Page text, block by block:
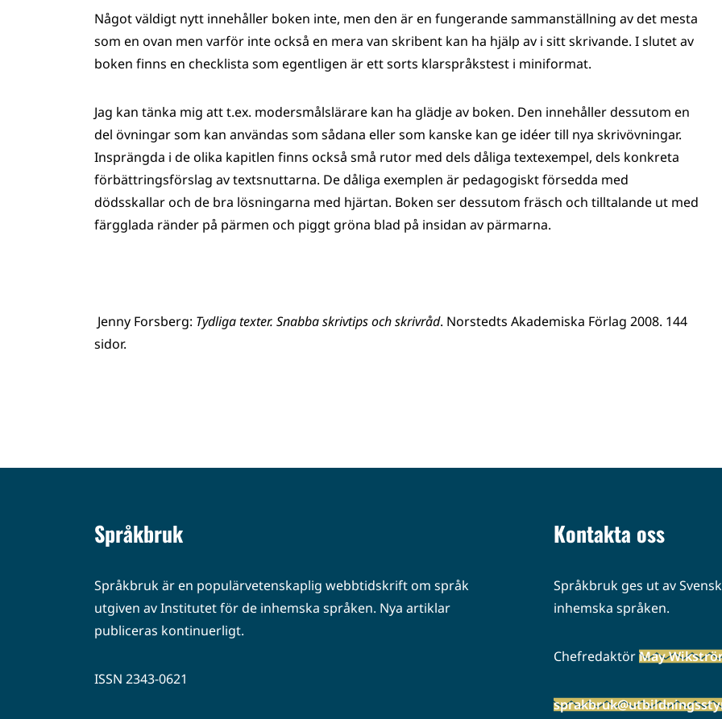
Något väldigt nytt innehåller boken inte, men den är en fungerande sammanställning av det mesta
som en ovan men varför inte också en mera van skribent kan ha hjälp av i sitt skrivande. I slutet av
boken finns en checklista som egentligen är ett sorts klarspråkstest i miniformat.
Jag kan tänka mig att t.ex. modersmålslärare kan ha glädje av boken. Den innehåller dessutom en
del övningar som kan användas som sådana eller som kanske kan ge idéer till nya skrivövningar.
Insprängda i de olika kapitlen finns också små rutor med dels dåliga textexempel, dels konkreta
förbättringsförslag av textsnuttarna. De dåliga exemplen är pedagogiskt försedda med
dödsskallar och de bra lösningarna med hjärtan. Boken ser dessutom fräsch och tilltalande ut med
färgglada ränder på pärmen och piggt gröna blad på insidan av pärmarna.
Jenny Forsberg: Tydliga texter. Snabba skrivtips och skrivråd. Norstedts Akademiska Förlag 2008. 144
sidor.
Språkbruk
Språkbruk är en populärvetenskaplig webbtidskrift om språk
utgiven av Institutet för de inhemska språken. Nya artiklar
publiceras kontinuerligt.
ISSN 2343-0621
Kontakta oss
Språkbruk ges ut av
inhemska språken.
ChefredaktörMay